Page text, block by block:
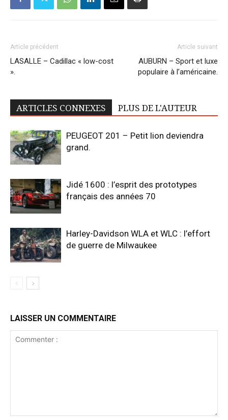
Article précédent
LASALLE – Cadillac « low-cost
».
Article suivant
AUBURN – Sport et luxe
populaire à l’américaine.
ARTICLES CONNEXES PLUS DE L'AUTEUR
PEUGEOT 201 – Petit lion deviendra
grand.
Jidé 1600 : l’esprit des prototypes
français des années 70
Harley-Davidson WLA et WLC : l’effort
de guerre de Milwaukee
LAISSER UN COMMENTAIRE